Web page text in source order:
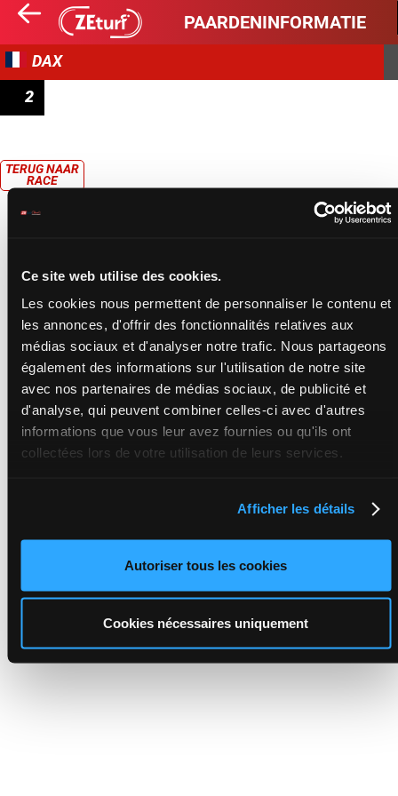
Ce site web utilise des cookies.
Les cookies nous permettent de personnaliser le contenu et
les annonces, d'offrir des fonctionnalités relatives aux
médias sociaux et d'analyser notre trafic. Nous partageons
également des informations sur l'utilisation de notre site
avec nos partenaires de médias sociaux, de publicité et
d'analyse, qui peuvent combiner celles-ci avec d'autres
informations que vous leur avez fournies ou qu'ils ont
collectées lors de votre utilisation de leurs services.
Afficher les détails
Autoriser tous les cookies
Cookies nécessaires uniquement
PAARDENINFORMATIE
DAX
2
TERUG NAAR
RACE